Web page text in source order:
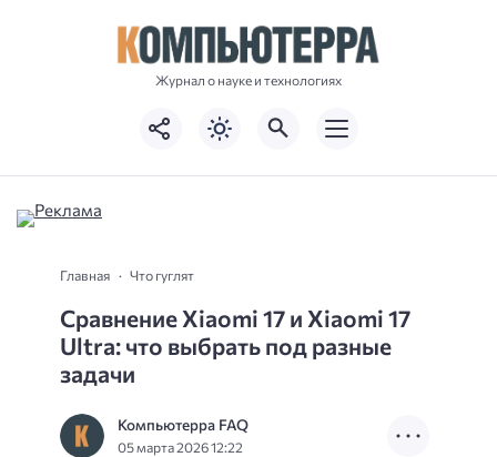
Журнал о науке и технологиях
Главная Что гуглят
Сравнение Xiaomi 17 и Xiaomi 17
Ultra: что выбрать под разные
задачи
Компьютерра FAQ
05 марта 2026 12:22